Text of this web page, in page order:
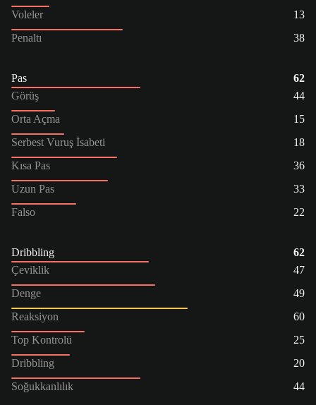
Voleler
13
Penaltı
38
Pas
62
Görüş
44
Orta Açma
15
Serbest Vuruş İsabeti
18
Kısa Pas
36
Uzun Pas
33
Falso
22
Dribbling
62
Çeviklik
47
Denge
49
Reaksiyon
60
Top Kontrolü
25
Dribbling
20
Soğukkanlılık
44